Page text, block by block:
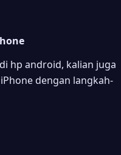
hp android, kalian juga
dengan langkah-